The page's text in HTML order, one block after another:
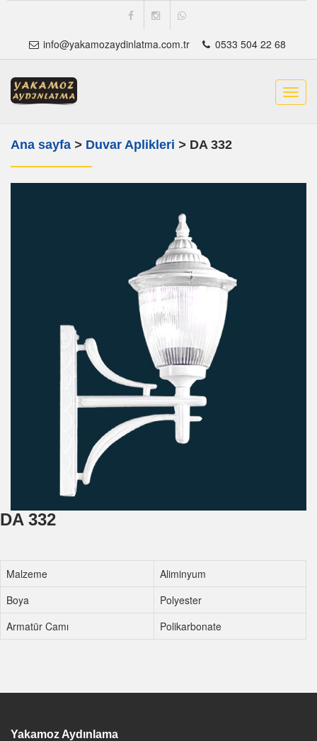
info@yakamozaydinlatma.com.tr 0533 504 22 68
Ana sayfa > Duvar Aplikleri > DA 332
DA 332
Malzeme
Aliminyum
Boya
Polyester
Armatür Camı
Polikarbonate
Yakamoz Aydınlama